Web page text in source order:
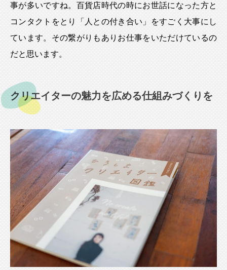
事が多いですね。百貨店時代の時にお世話になった方と
コンタクトをとり「人との付き合い」をすごく大事にし
ています。その繋がりもありお仕事をいただけているの
だと思います。
クリエイターの魅力を広める仕組みづくりを